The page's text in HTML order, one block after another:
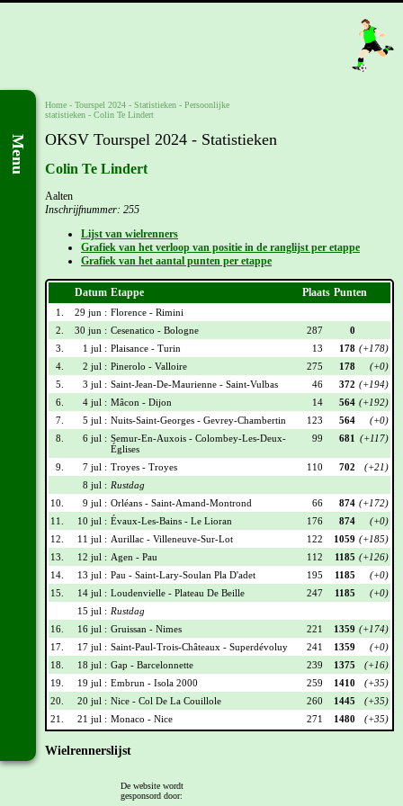
Menu
Home - Tourspel 2024 - Statistieken - Persoonlijke
statistieken - Colin Te Lindert
OKSV Tourspel 2024 - Statistieken
Colin Te Lindert
Aalten
Inschrijfnummer: 255
Lijst van wielrenners
Grafiek van het verloop van positie in de ranglijst per etappe
Grafiek van het aantal punten per etappe
Datum Etappe Plaats Punten
1. 29 jun : Florence - Rimini
2.
30 jun : Cesenatico - Bologne 287
0
3.
1 jul : Plaisance - Turin 13 178 (+178)
4.
2 jul : Pinerolo - Valloire 275 178
(+0)
5.
3 jul : Saint-Jean-De-Maurienne - Saint-Vulbas 46 372 (+194)
6.
4 jul : Mâcon - Dijon 14 564 (+192)
7.
5 jul : Nuits-Saint-Georges - Gevrey-Chambertin 123 564
(+0)
8.
6 jul : Semur-En-Auxois - Colombey-Les-Deux-
Églises
99 681 (+117)
9. 7 jul : Troyes - Troyes 110 702
(+21)
8 jul : Rustdag
10.
9 jul : Orléans - Saint-Amand-Montrond 66 874 (+172)
11.
10 jul : Évaux-Les-Bains - Le Lioran 176 874
(+0)
12.
11 jul : Aurillac - Villeneuve-Sur-Lot 122 1059 (+185)
13.
12 jul : Agen - Pau 112 1185 (+126)
14.
13 jul : Pau - Saint-Lary-Soulan Pla D'adet 195 1185
(+0)
15.
14 jul : Loudenvielle - Plateau De Beille 247 1185
(+0)
15 jul : Rustdag
16.
16 jul : Gruissan - Nimes 221 1359 (+174)
17.
17 jul : Saint-Paul-Trois-Châteaux - Superdévoluy 241 1359
(+0)
18.
18 jul : Gap - Barcelonnette 239 1375
(+16)
19.
19 jul : Embrun - Isola 2000 259 1410
(+35)
20.
20 jul : Nice - Col De La Couillole 260 1445
(+35)
21.
21 jul : Monaco - Nice 271 1480 (+35)
Wielrennerslijst
Wout Van Aert
De website wordt
gesponsord door: